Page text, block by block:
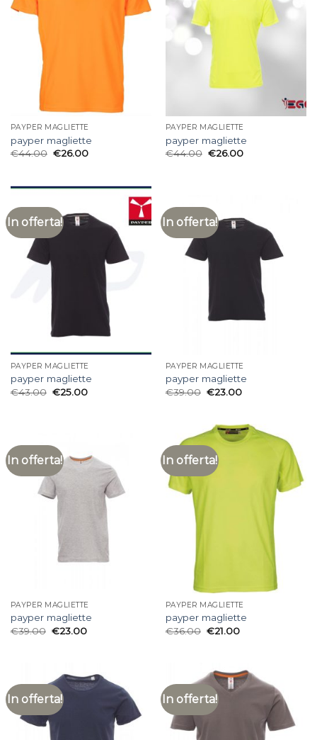
PAYPER MAGLIETTE
payper magliette
€44.00 €26.00
PAYPER MAGLIETTE
payper magliette
€44.00 €26.00
In offerta!
PAYPER MAGLIETTE
payper magliette
€43.00 €25.00
In offerta!
PAYPER MAGLIETTE
payper magliette
€39.00 €23.00
In offerta!
PAYPER MAGLIETTE
payper magliette
€39.00 €23.00
In offerta!
PAYPER MAGLIETTE
payper magliette
€36.00 €21.00
In offerta! In offerta!